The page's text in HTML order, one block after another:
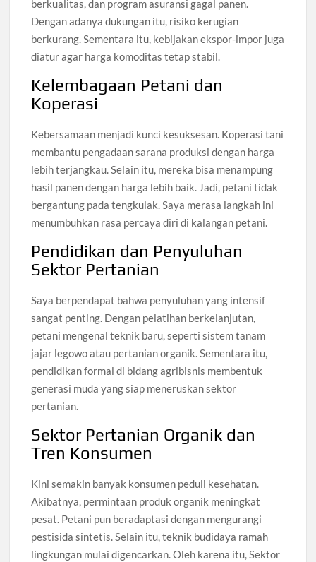
berkualitas, dan program asuransi gagal panen.
Dengan adanya dukungan itu, risiko kerugian
berkurang. Sementara itu, kebijakan ekspor-impor juga
diatur agar harga komoditas tetap stabil.
Kelembagaan Petani dan
Koperasi
Kebersamaan menjadi kunci kesuksesan. Koperasi tani
membantu pengadaan sarana produksi dengan harga
lebih terjangkau. Selain itu, mereka bisa menampung
hasil panen dengan harga lebih baik. Jadi, petani tidak
bergantung pada tengkulak. Saya merasa langkah ini
menumbuhkan rasa percaya diri di kalangan petani.
Pendidikan dan Penyuluhan
Sektor Pertanian
Saya berpendapat bahwa penyuluhan yang intensif
sangat penting. Dengan pelatihan berkelanjutan,
petani mengenal teknik baru, seperti sistem tanam
jajar legowo atau pertanian organik. Sementara itu,
pendidikan formal di bidang agribisnis membentuk
generasi muda yang siap meneruskan sektor
pertanian.
Sektor Pertanian Organik dan
Tren Konsumen
Kini semakin banyak konsumen peduli kesehatan.
Akibatnya, permintaan produk organik meningkat
pesat. Petani pun beradaptasi dengan mengurangi
pestisida sintetis. Selain itu, teknik budidaya ramah
lingkungan mulai digencarkan. Oleh karena itu, Sektor